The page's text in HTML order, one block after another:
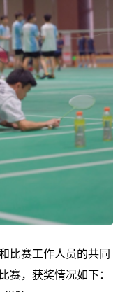
比赛工作人员的共同
赛，获奖情况如下：